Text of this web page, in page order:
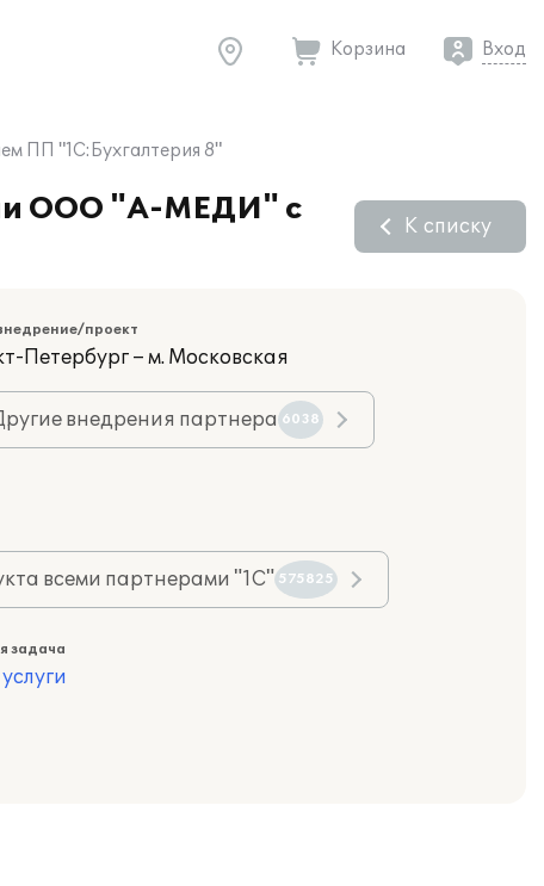
Корзина Вход
ПП "1С:Бухгалтерия 8"
ООО "А-МЕДИ" с
К списку
проект
Петербург – м. Московская
внедрения партнера 6038
всеми партнерами "1С" 575825
задача